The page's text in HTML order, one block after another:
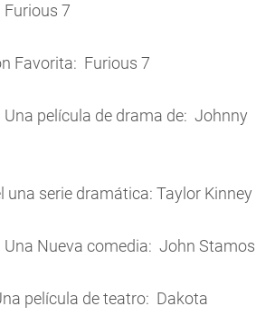
7
Favorita: Furious 7
película de drama de: Johnny
una serie dramática: Taylor Kinney
Nueva comedia: John Stamos
película de teatro: Dakota